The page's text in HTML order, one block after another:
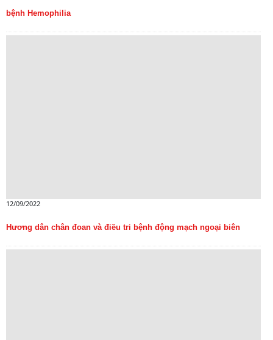
bệnh Hemophilia
12/09/2022
Hương dân chân đoan và điều tri bệnh động mạch ngoại biên